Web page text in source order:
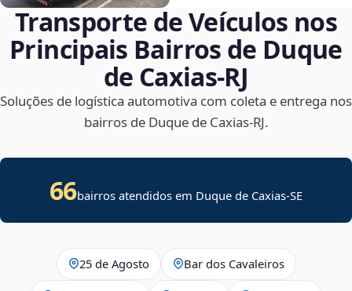
Transporte de Veículos nos
Principais Bairros de Duque
de Caxias‑RJ
Soluções de logística automotiva com coleta e entrega nos
bairros de Duque de Caxias‑RJ.
66bairros atendidos em Duque de Caxias-SE
25 de Agosto Bar dos Cavaleiros